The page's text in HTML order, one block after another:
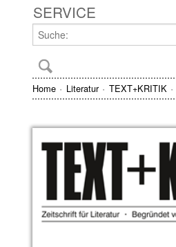
SERVICE
Home Literatur TEXT+KRITIK